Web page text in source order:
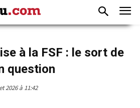
à la FSF : le sort de
question
2026 à 11:42